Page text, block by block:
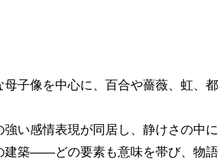
子像を中心に、百合や薔薇、虹、都
い感情表現が同居し、静けさの中に
建築――どの要素も意味を帯び、物語